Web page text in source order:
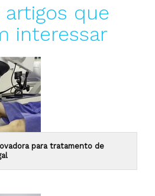
que
interessar
para tratamento de